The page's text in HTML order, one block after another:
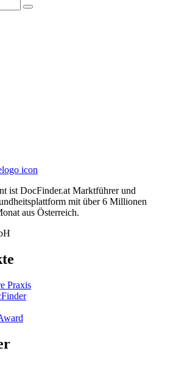
logo icon
ist DocFinder.at Marktführer und
mit über 6 Millionen
aus Österreich.
Praxis